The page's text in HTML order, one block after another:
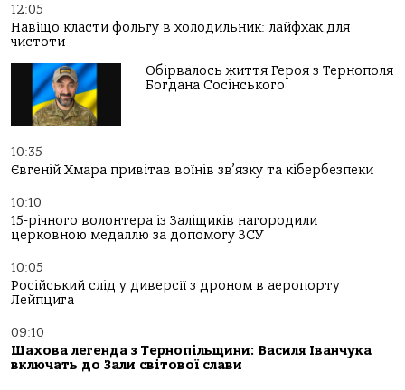
12:05
Навіщо класти фольгу в холодильник: лайфхак для
чистоти
Обірвалось життя Героя з Тернополя
Богдана Сосінського
10:35
Євгеній Хмара привітав воїнів зв’язку та кібербезпеки
10:10
15-річного волонтера із Заліщиків нагородили
церковною медаллю за допомогу ЗСУ
10:05
Російський слід у диверсії з дроном в аеропорту
Лейпцига
09:10
Шахова легенда з Тернопільщини: Василя Іванчука
включать до Зали світової слави